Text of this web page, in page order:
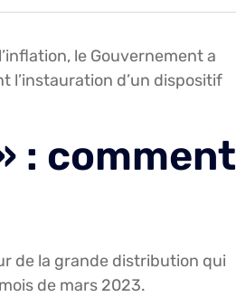
le Gouvernement a
l’instauration d’un dispositif
: comment
de la grande distribution qui
de mars 2023.